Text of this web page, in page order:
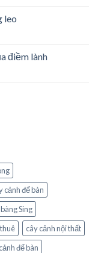
leo
điềm lành
cảnh để bàn
Sing
cây cảnh nội thất
để bàn